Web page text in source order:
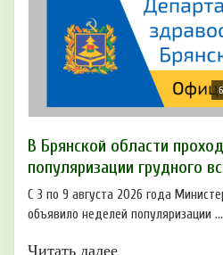
В Брянской области
популяризации грудного
С 3 по 9 августа 2026 года
объявило неделей популяризации ...
Читать далее